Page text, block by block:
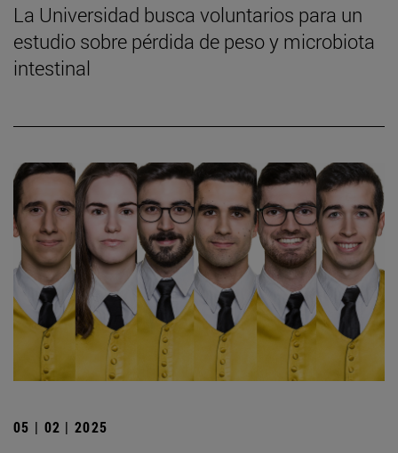
La Universidad busca voluntarios para un
estudio sobre pérdida de peso y microbiota
intestinal
05 | 02 | 2025